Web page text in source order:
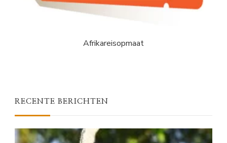
Afrikareisopmaat
RECENTE BERICHTEN